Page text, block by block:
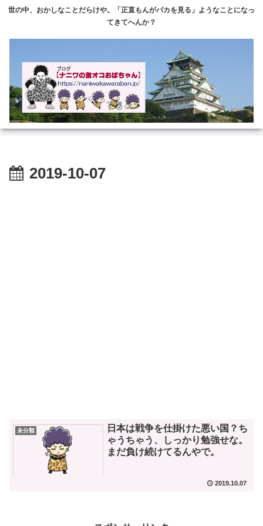
世の中、おかしなことだらけや。「正直もんがバカを見る」ようなことになっ
てきてへんか？
2019-10-07
未分類
日本は戦争を仕掛けた悪い国？ち
ゃうちゃう、しっかり勉強せな。
まだ負け続けてるんやで。
2019.10.07